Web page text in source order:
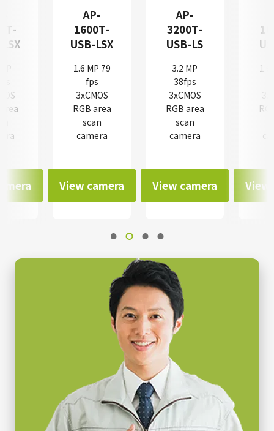
AP-
1600T-
USB-LSX
1.6 MP 79
fps
3xCMOS
RGB area
scan
camera
View camera
AP-
3200T-
USB-LS
3.2 MP
38fps
3xCMOS
RGB area
scan
camera
View camera
1.6
View